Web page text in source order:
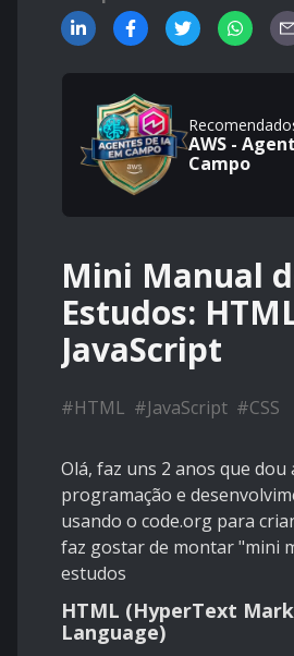
AWS -
Campo
Mini Manual
Estudos:
JavaScript
#HTML #JavaScript #CSS
Olá, faz uns 2 anos que dou
programação e
usando o code.org para
faz gostar de montar "mini
estudos
HTML (HyperText
Language)